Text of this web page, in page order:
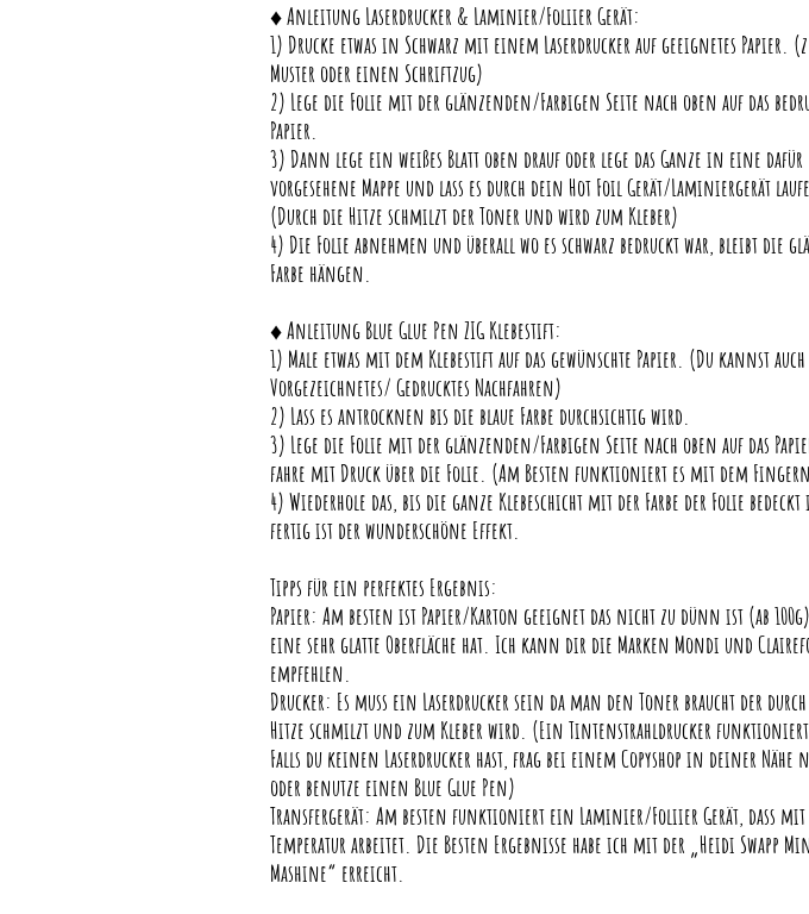
♦ Anleitung Laserdrucker & Laminier/Foliier Gerät:
1) Drucke etwas in Schwarz mit einem Laserdrucker auf geeignetes Papier.
Muster oder einen Schriftzug)
2) Lege die Folie mit der glänzenden/Farbigen Seite nach oben auf das
Papier.
3) Dann lege ein weißes Blatt oben drauf oder lege das Ganze in eine dafür
vorgesehene Mappe und lass es durch dein Hot Foil Gerät/Laminiergerät
(Durch die Hitze schmilzt der Toner und wird zum Kleber)
4) Die Folie abnehmen und überall wo es schwarz bedruckt war, bleibt die
Farbe hängen.
♦ Anleitung Blue Glue Pen ZIG Klebestift:
1) Male etwas mit dem Klebestift auf das gewünschte Papier. (Du kannst auch
Vorgezeichnetes/ Gedrucktes Nachfahren)
2) Lass es antrocknen bis die blaue Farbe durchsichtig wird.
3) Lege die Folie mit der glänzenden/Farbigen Seite nach oben auf das
fahre mit Druck über die Folie. (Am Besten funktioniert es mit dem
4) Wiederhole das, bis die ganze Klebeschicht mit der Farbe der Folie
fertig ist der wunderschöne Effekt.
Tipps für ein perfektes Ergebnis:
Papier: Am besten ist Papier/Karton geeignet das nicht zu dünn ist (ab
eine sehr glatte Oberfläche hat. Ich kann dir die Marken Mondi und
empfehlen.
Drucker: Es muss ein Laserdrucker sein da man den Toner braucht der
Hitze schmilzt und zum Kleber wird. (Ein Tintenstrahldrucker
Falls du keinen Laserdrucker hast, frag bei einem Copyshop in deiner Nähe
oder benutze einen Blue Glue Pen)
Transfergerät: Am besten funktioniert ein Laminier/Foliier Gerät, dass mit
Temperatur arbeitet. Die Besten Ergebnisse habe ich mit der „Heidi Swapp
Mashine“ erreicht.